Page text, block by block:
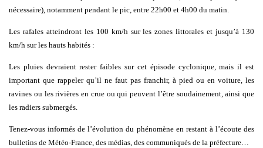
nécessaire), notamment pendant le pic, entre 22h00 et 4h00 du matin.
Les rafales atteindront les 100 km/h sur les zones littorales et jusqu’à 130
km/h sur les hauts habités :
Les pluies devraientrester faibles sur cet épisode cyclonique,maisil est
important que rappeler qu’il ne faut pas franchir, à pied ou en voiture, les
ravines ou les rivières en crue ou qui peuvent l’être soudainement, ainsi que
les radiers submergés.
Tenez-vous informés de l’évolution du phénomène en restant à l’écoute des
bulletins de Météo-France, des médias, des communiqués de la préfecture…